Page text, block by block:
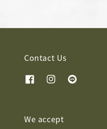
Contact Us
We accept